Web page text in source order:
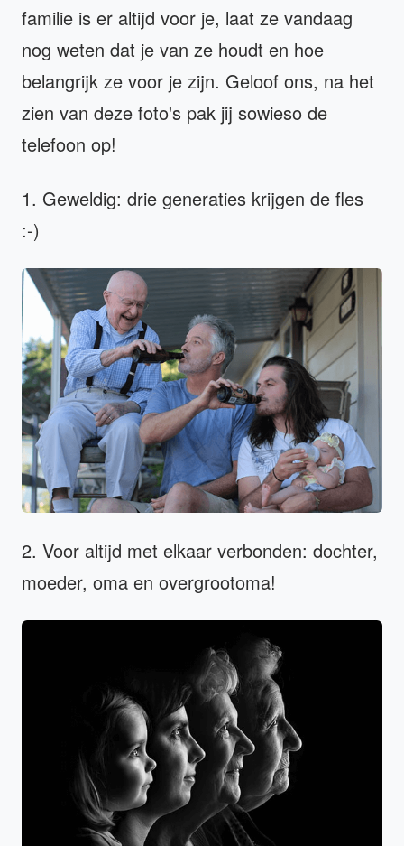
familie is er altijd voor je, laat ze vandaag
nog weten dat je van ze houdt en hoe
belangrijk ze voor je zijn. Geloof ons, na het
zien van deze foto's pak jij sowieso de
telefoon op!
1. Geweldig: drie generaties krijgen de fles
:-)
2. Voor altijd met elkaar verbonden: dochter,
moeder, oma en overgrootoma!